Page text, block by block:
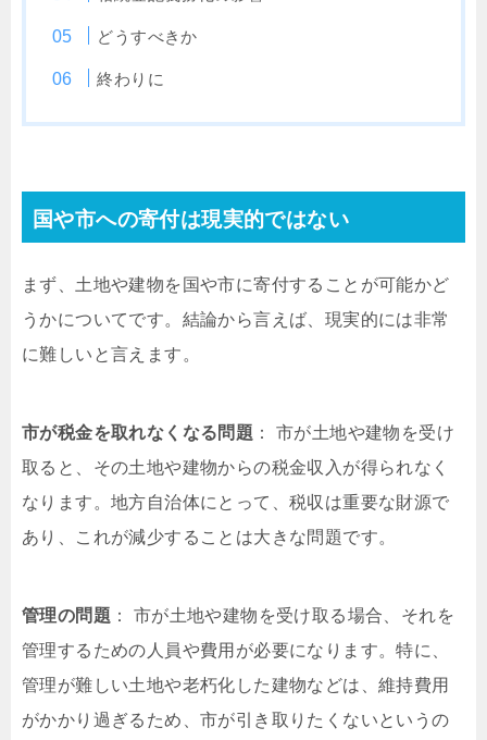
どうすべきか
終わりに
国や市への寄付は現実的ではない
まず、土地や建物を国や市に寄付することが可能かど
うかについてです。結論から言えば、現実的には非常
に難しいと言えます。
市が税金を取れなくなる問題 ： 市が土地や建物を受け
取ると、その土地や建物からの税金収入が得られなく
なります。地方自治体にとって、税収は重要な財源で
あり、これが減少することは大きな問題です。
管理の問題 ： 市が土地や建物を受け取る場合、それを
管理するための人員や費用が必要になります。特に、
管理が難しい土地や老朽化した建物などは、維持費用
がかかり過ぎるため、市が引き取りたくないというの